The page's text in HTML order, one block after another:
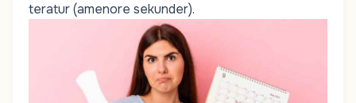
teratur (amenore sekunder).